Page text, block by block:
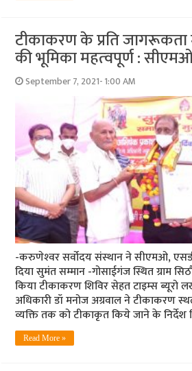
टीकाकरण के प्रति
की भूमिका महत्‍वपूर्ण :
September 7, 2021- 1:00 AM
-करुणेश्‍वर सर्वोदय संस्‍थान ने सीएमओ,
दिया सुमंत सम्‍मान -गोसाईगंज स्थित ग्राम
किया टीकाकरण शिविर सेहत टाइम्‍स ब्‍यूरो
अधिकारी डॉ मनोज अग्रवाल ने टीकाकरण
व्‍यक्ति तक को टीकाकृत किये जाने के निर्देश
Read More »